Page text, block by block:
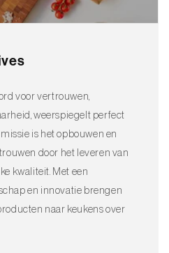
van vakmanschap,
als geschenk voor de echte
aanvulling op je eigen
voor vertrouwen,
weerspiegelt perfect
is het opbouwen en
door het leveren van
kwaliteit. Met een
en innovatie brengen
naar keukens over